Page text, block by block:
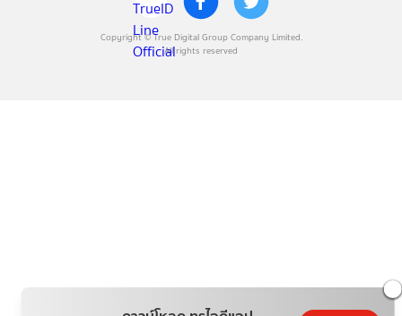
Copyright © True Digital Group Company Limited.
All rights reserved